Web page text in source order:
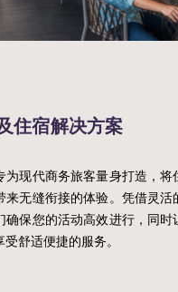
住宿解决方案
为现代商务旅客量身打造，将
来无缝衔接的体验。凭借灵活
确保您的活动高效进行，同时
舒适便捷的服务。